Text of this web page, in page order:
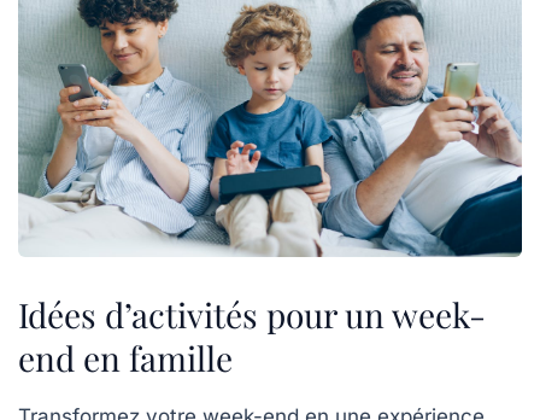
Idées d’activités pour un week-
end en famille